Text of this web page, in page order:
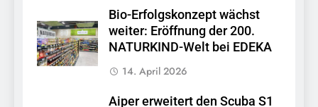
Bio-Erfolgskonzept wächst
weiter: Eröffnung der 200.
NATURKIND-Welt bei EDEKA
14. April 2026
Aiper erweitert den Scuba S1